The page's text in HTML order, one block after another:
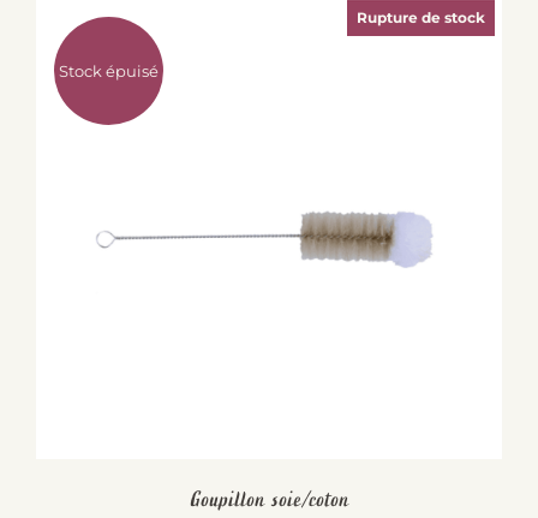
Stock épuisé
Rupture de stock
Goupillon soie/coton